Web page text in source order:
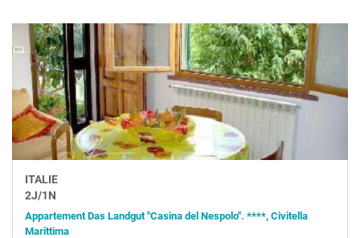
ITALIE
2J/1N
Appartement Das Landgut "Casina del Nespolo". ****, Civitella
Marittima